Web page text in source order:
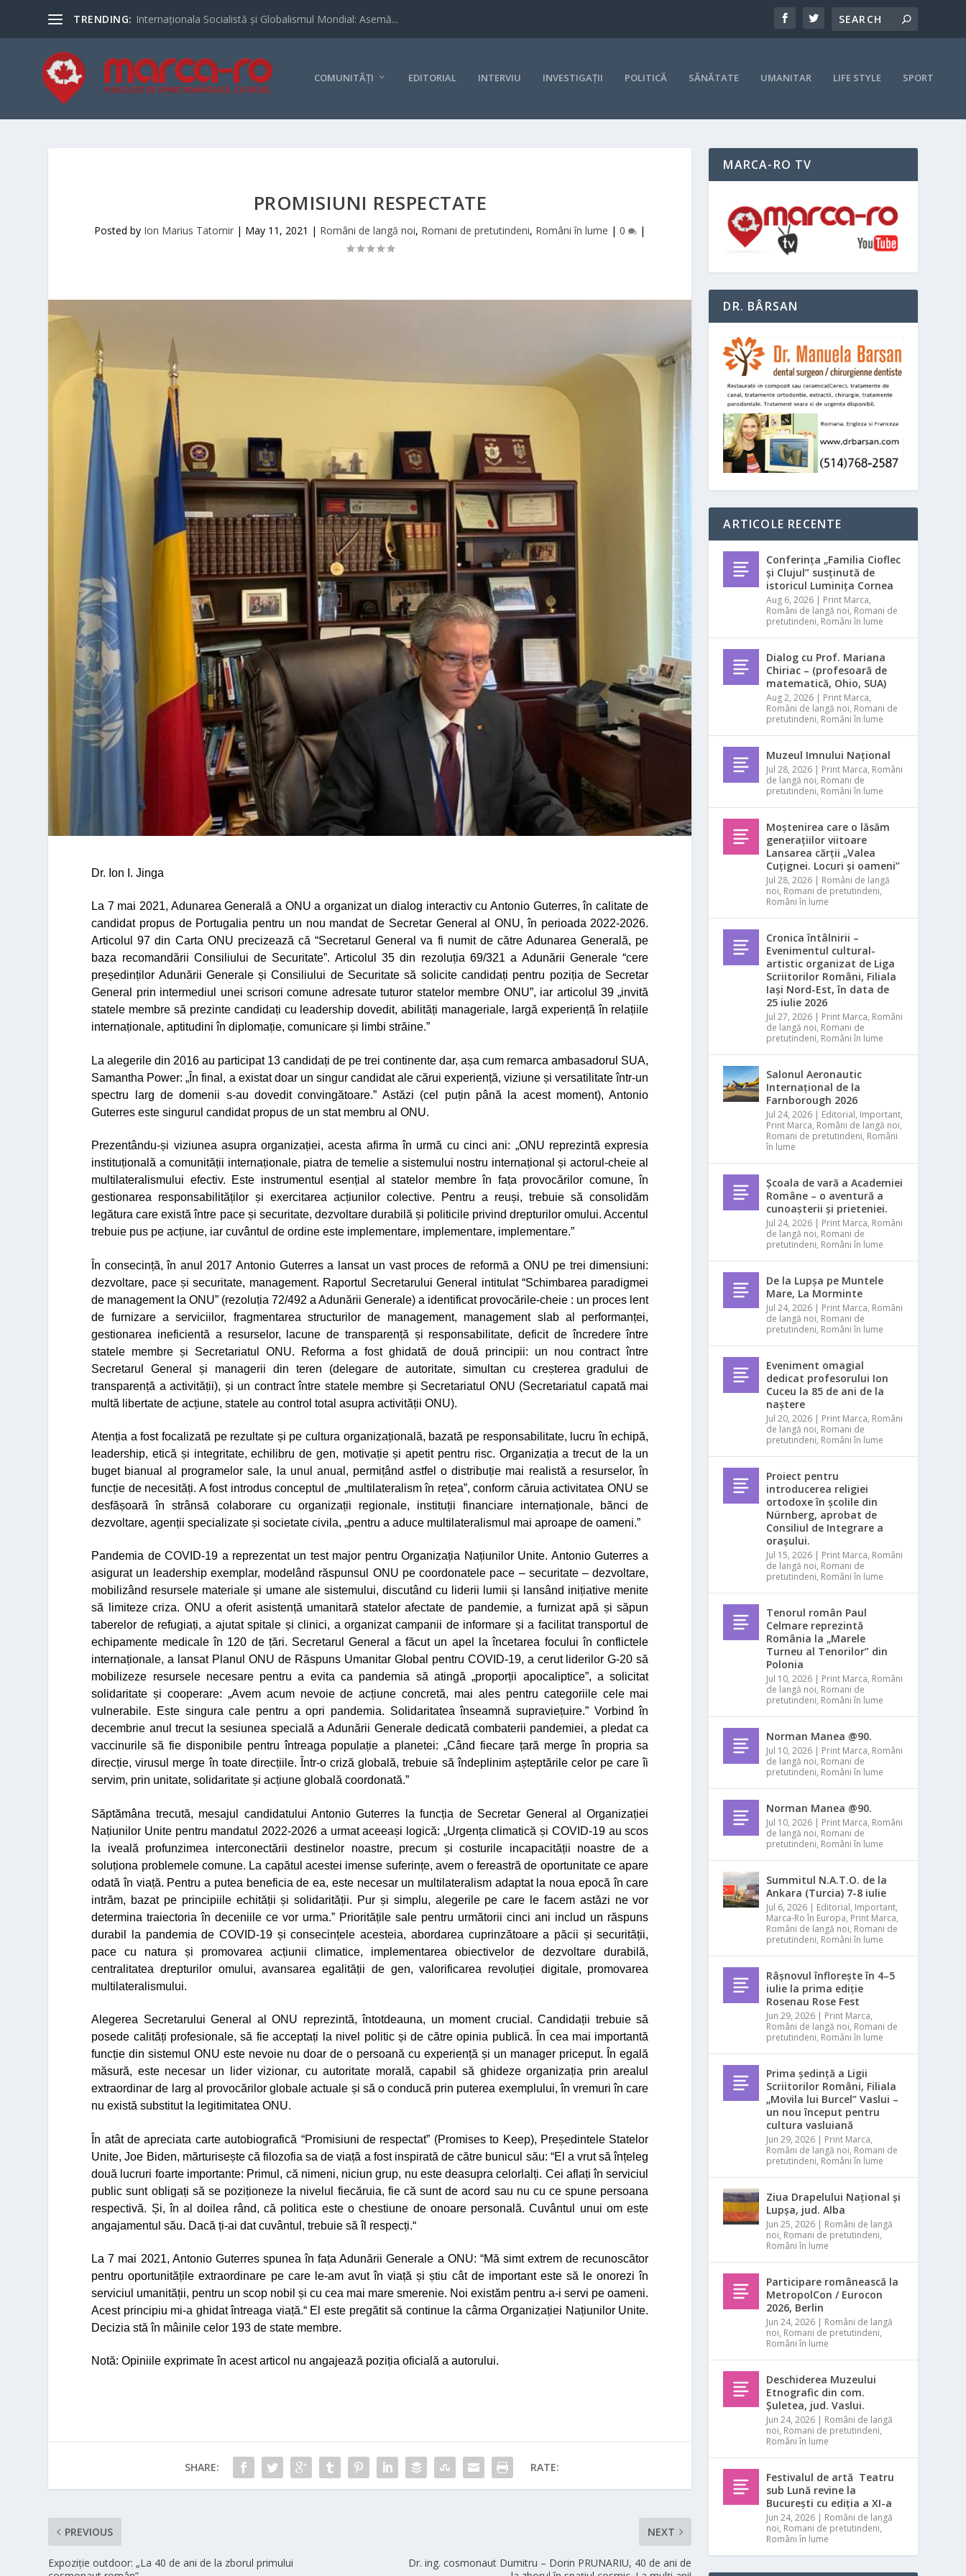
TRENDING: Internaționala Socialistă și Globalismul Mondial: Asemă...
COMUNITĂȚI EDITORIAL INTERVIU INVESTIGAȚII POLITICĂ SĂNĂTATE UMANITAR LIFE STYLE SPORT
PROMISIUNI RESPECTATE
Posted by Ion Marius Tatomir | May 11, 2021 | Români de langă noi, Romani de pretutindeni, Români în lume |0 |
Dr. Ion I. Jinga
La 7 mai 2021, Adunarea Generală a ONU a organizat un dialog interactiv cu Antonio Guterres, în calitate de
candidat propus de Portugalia pentru un nou mandat de Secretar General al ONU, în perioada 2022-2026.
Articolul 97 din Carta ONU precizează că“Secretarul General va fi numit de către Adunarea Generală, pe
baza recomandării Consiliului de Securitate”. Articolul 35 din rezoluția 69/321 a Adunării Generale“cere
președinților Adunării Generale și Consiliului de Securitate să solicite candidați pentru poziția de Secretar
General prin intermediul unei scrisori comune adresate tuturor statelor membre ONU”, iar articolul 39„invită
statele membre să prezinte candidați cu leadership dovedit, abilități manageriale, largă experiență în relațiile
internaționale, aptitudini în diplomație, comunicare și limbi străine.”
La alegerile din 2016 au participat 13 candidați de pe trei continente dar, așa cum remarca ambasadorul SUA,
Samantha Power:„În final, a existat doar un singur candidat ale cărui experiență, viziune și versatilitate într-un
spectru larg de domenii s-au dovedit convingătoare.” Astăzi (cel puțin până la acest moment), Antonio
Guterres este singurul candidat propus de un stat membru al ONU.
Prezentându-și viziunea asupra organizației, acesta afirma în urmă cu cinci ani: „ONU reprezintă expresia
instituțională a comunității internaționale, piatra de temelie a sistemului nostru internațional și actorul-cheie al
multilateralismului efectiv. Este instrumentul esențial al statelor membre în fața provocărilor comune, în
gestionarea responsabilităților și exercitarea acțiunilor colective. Pentru a reuși, trebuie să consolidăm
legătura care există între pace și securitate, dezvoltare durabilă și politicile privind drepturilor omului. Accentul
trebuie pus pe acțiune, iar cuvântul de ordine este implementare, implementare, implementare.”
În consecință, în anul 2017 Antonio Guterres a lansat un vast proces de reformă a ONU pe trei dimensiuni:
dezvoltare, pace și securitate, management. Raportul Secretarului General intitulat “Schimbarea paradigmei
de management la ONU” (rezoluția 72/492 a Adunării Generale) a identificat provocările-cheie : un proces lent
de furnizare a serviciilor, fragmentarea structurilor de management, management slab al performanței,
gestionarea ineficientă a resurselor, lacune de transparență și responsabilitate, deficit de încredere între
statele membre și Secretariatul ONU. Reforma a fost ghidată de două principii: un nou contract între
Secretarul General și managerii din teren (delegare de autoritate, simultan cu creșterea gradului de
transparență a activității), și un contract între statele membre și Secretariatul ONU (Secretariatul capată mai
multă libertate de acțiune, statele au control total asupra activității ONU).
Atenția a fost focalizată pe rezultate și pe cultura organizațională, bazată pe responsabilitate, lucru în echipă,
leadership, etică și integritate, echilibru de gen, motivație și apetit pentru risc. Organizația a trecut de la un
buget bianual al programelor sale, la unul anual, permițând astfel o distribuție mai realistă a resurselor, în
funcție de necesități. A fost introdus conceptul de „multilateralism în rețea”,conform căruia activitatea ONU se
desfășoară în strânsă colaborare cu organizații regionale, instituții financiare internaționale, bănci de
dezvoltare, agenții specializate și societate civila,„pentru a aduce multilateralismul mai aproape de oameni.”
Pandemia de COVID-19 a reprezentat un test major pentru Organizația Națiunilor Unite. Antonio Guterres a
asigurat un leadership exemplar, modelând răspunsul ONU pe coordonatele pace – securitate – dezvoltare,
mobilizând resursele materiale și umane ale sistemului, discutând cu liderii lumii și lansând inițiative menite
să limiteze criza. ONU a oferit asistență umanitară statelor afectate de pandemie, a furnizat apă și săpun
taberelor de refugiați, a ajutat spitale și clinici, a organizat campanii de informare și a facilitat transportul de
echipamente medicale în 120 de țări. Secretarul General a făcut un apel la încetarea focului în conflictele
internaționale, a lansat Planul ONU de Răspuns Umanitar Global pentru COVID-19, a cerut liderilor G-20 să
mobilizeze resursele necesare pentru a evita ca pandemia să atingă„proporții apocaliptice”, a solicitat
solidaritate și cooperare: „Avem acum nevoie de acțiune concretă, mai ales pentru categoriile cele mai
vulnerabile. Este singura cale pentru a opri pandemia. Solidaritatea înseamnă supraviețuire.” Vorbind în
decembrie anul trecut la sesiunea specială a Adunării Generale dedicată combaterii pandemiei, a pledat ca
vaccinurile să fie disponibile pentru întreaga populație a planetei:„Când fiecare țară merge în propria sa
direcție, virusul merge în toate direcțiile. Într-o criză globală, trebuie să îndeplinim așteptările celor pe care îi
servim, prin unitate, solidaritate și acțiune globală coordonată.”
Săptămâna trecută, mesajul candidatului Antonio Guterres la funcția de Secretar General al Organizației
Națiunilor Unite pentru mandatul 2022-2026 a urmat aceeași logică: „Urgența climatică și COVID-19 au scos
la iveală profunzimea interconectării destinelor noastre, precum și costurile incapacității noastre de a
soluționa problemele comune. La capătul acestei imense suferințe, avem o fereastră de oportunitate ce apare
odată în viață. Pentru a putea beneficia de ea, este necesar un multilateralism adaptat la noua epocă în care
intrăm, bazat pe principiile echității și solidarității. Pur și simplu, alegerile pe care le facem astăzi ne vor
determina traiectoria în deceniile ce vor urma.” Prioritățile sale pentru următorii cinci ani includ un răspuns
durabil la pandemia de COVID-19 și consecințele acesteia, abordarea cuprinzătoare a păcii și securității,
pace cu natura și promovarea acțiunii climatice, implementarea obiectivelor de dezvoltare durabilă,
centralitatea drepturilor omului, avansarea egalității de gen, valorificarea revoluției digitale, promovarea
multilateralismului.
Alegerea Secretarului General al ONU reprezintă, întotdeauna, un moment crucial. Candidații trebuie să
posede calități profesionale, să fie acceptați la nivel politic și de către opinia publică. În cea mai importantă
funcție din sistemul ONU este nevoie nu doar de o persoană cu experiență și un manager priceput. În egală
măsură, este necesar un lider vizionar, cu autoritate morală, capabil să ghideze organizația prin arealul
extraordinar de larg al provocărilor globale actuale și să o conducă prin puterea exemplului, în vremuri în care
nu există substitut la legitimitatea ONU.
În atât de apreciata carte autobiografică “Promisiuni de respectat” (Promises to Keep), Președintele Statelor
Unite, Joe Biden, mărturisește că filozofia sa de viață a fost inspirată de către bunicul său: “El a vrut să înțeleg
două lucruri foarte importante: Primul, că nimeni, niciun grup, nu este deasupra celorlalți. Cei aflați în serviciul
public sunt obligați să se poziționeze la nivelul fiecăruia, fie că sunt de acord sau nu cu ce spune persoana
respectivă. Și, în al doilea rând, că politica este o chestiune de onoare personală. Cuvântul unui om este
angajamentul său. Dacă ți-ai dat cuvântul, trebuie să îl respecți.“
La 7 mai 2021, Antonio Guterres spunea în fața Adunării Generale a ONU: “Mă simt extrem de recunoscător
pentru oportunitățile extraordinare pe care le-am avut în viață și știu cât de important este să le onorezi în
serviciul umanității, pentru un scop nobil și cu cea mai mare smerenie. Noi existăm pentru a-i servi pe oameni.
Acest principiu mi-a ghidat întreaga viață.“ El este pregătit să continue la cârma Organizației Națiunilor Unite.
Decizia stă în mâinile celor 193 de state membre.
Notă: Opiniile exprimate în acest articol nu angajează poziția oficială a autorului.
SHARE: RATE:
PREVIOUS
Expoziție outdoor: „La 40 de ani de la zborul primului
NEXT
Dr. ing. cosmonaut Dumitru – Dorin PRUNARIU, 40 de ani de
MARCA-RO TV
DR. BÂRSAN
ARTICOLE RECENTE
Conferința „Familia Cioflec
și Clujul” susținută de
istoricul Luminița Cornea
Aug 6, 2026 | Print Marca,
Români de langă noi, Romani de
pretutindeni, Români în lume
Dialog cu Prof. Mariana
Chiriac – (profesoară de
matematică, Ohio, SUA)
Aug 2, 2026 | Print Marca,
Români de langă noi, Romani de
pretutindeni, Români în lume
Muzeul Imnului Național
Jul 28, 2026 | Print Marca, Români
de langă noi, Romani de
pretutindeni, Români în lume
Moștenirea care o lăsăm
generațiilor viitoare
Lansarea cărții „Valea
Cuțignei. Locuri și oameni”
Jul 28, 2026 | Români de langă
noi, Romani de pretutindeni,
Români în lume
Cronica întâlnirii –
Evenimentul cultural-
artistic organizat de Liga
Scriitorilor Români, Filiala
Iași Nord-Est, în data de
25 iulie 2026
Jul 27, 2026 | Print Marca, Români
de langă noi, Romani de
pretutindeni, Români în lume
Salonul Aeronautic
Internațional de la
Farnborough 2026
Jul 24, 2026 | Editorial, Important,
Print Marca, Români de langă noi,
Romani de pretutindeni, Români
în lume
Școala de vară a Academiei
Române – o aventură a
cunoașterii și prieteniei.
Jul 24, 2026 | Print Marca, Români
de langă noi, Romani de
pretutindeni, Români în lume
De la Lupșa pe Muntele
Mare, La Morminte
Jul 24, 2026 | Print Marca, Români
de langă noi, Romani de
pretutindeni, Români în lume
Eveniment omagial
dedicat profesorului Ion
Cuceu la 85 de ani de la
naștere
Jul 20, 2026 | Print Marca, Români
de langă noi, Romani de
pretutindeni, Români în lume
Proiect pentru
introducerea religiei
ortodoxe în școlile din
Nürnberg, aprobat de
Consiliul de Integrare a
orașului.
Jul 15, 2026 | Print Marca, Români
de langă noi, Romani de
pretutindeni, Români în lume
Tenorul român Paul
Celmare reprezintă
România la „Marele
Turneu al Tenorilor” din
Polonia
Jul 10, 2026 | Print Marca, Români
de langă noi, Romani de
pretutindeni, Români în lume
Norman Manea @90.
Jul 10, 2026 | Print Marca, Români
de langă noi, Romani de
pretutindeni, Români în lume
Norman Manea @90.
Jul 10, 2026 | Print Marca, Români
de langă noi, Romani de
pretutindeni, Români în lume
Summitul N.A.T.O. de la
Ankara (Turcia) 7-8 iulie
Jul 6, 2026 | Editorial, Important,
Marca-Ro în Europa, Print Marca,
Români de langă noi, Romani de
pretutindeni, Români în lume
Râșnovul înflorește în 4–5
iulie la prima ediție
Rosenau Rose Fest
Jun 29, 2026 | Print Marca,
Români de langă noi, Romani de
pretutindeni, Români în lume
Prima ședință a Ligii
Scriitorilor Români, Filiala
„Movila lui Burcel” Vaslui –
un nou început pentru
cultura vasluiană
Jun 29, 2026 | Print Marca,
Români de langă noi, Romani de
pretutindeni, Români în lume
Ziua Drapelului Național și
Lupșa, jud. Alba
Jun 25, 2026 | Români de langă
noi, Romani de pretutindeni,
Români în lume
Participare românească la
MetropolCon / Eurocon
2026, Berlin
Jun 24, 2026 | Români de langă
noi, Romani de pretutindeni,
Români în lume
Deschiderea Muzeului
Etnografic din com.
Șuletea, jud. Vaslui.
Jun 24, 2026 | Români de langă
noi, Romani de pretutindeni,
Români în lume
Festivalul de artă Teatru
sub Lună revine la
București cu ediția a XI-a
Jun 24, 2026 | Români de langă
noi, Romani de pretutindeni,
Români în lume